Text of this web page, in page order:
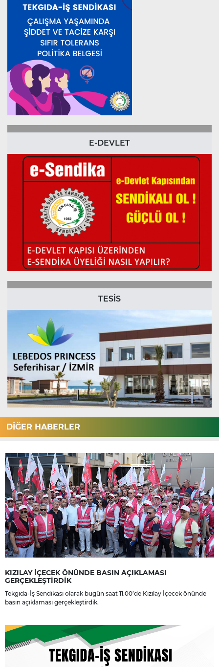
E-DEVLET
TESİS
DİĞER HABERLER
KIZILAY İÇECEK ÖNÜNDE BASIN AÇIKLAMASI
GERÇEKLEŞTİRDİK
Tekgıda-İş Sendikası olarak bugün saat 11.00’de Kızılay İçecek önünde
basın açıklaması gerçekleştirdik.